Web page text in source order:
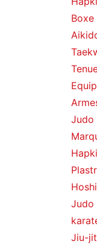
Judo
Judo
Jiu-